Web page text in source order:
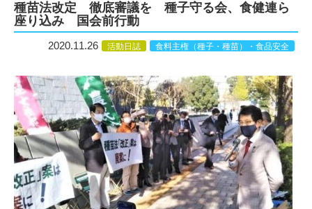
種苗法改定 徹底審議を 種子守る会、食健連ら
座り込み 国会前行動
2020.11.26 活動日誌 食料主権（種子・種苗）・食品安全